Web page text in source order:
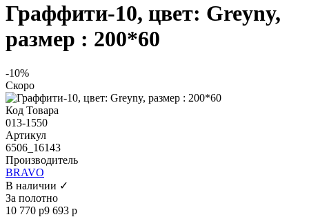
Граффити-10, цвет: Greyny,
размер : 200*60
-10%
Скоро
Код Товара
013-1550
Артикул
6506_16143
Производитель
BRAVO
В наличии ✓
За полотно
10 770 р9 693 р